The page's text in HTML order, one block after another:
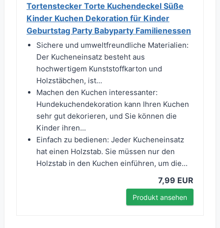
Tortenstecker Torte Kuchendeckel Süße
Kinder Kuchen Dekoration für Kinder
Geburtstag Party Babyparty Familienessen
Sichere und umweltfreundliche Materialien:
Der Kucheneinsatz besteht aus
hochwertigem Kunststoffkarton und
Holzstäbchen, ist...
Machen den Kuchen interessanter:
Hundekuchendekoration kann Ihren Kuchen
sehr gut dekorieren, und Sie können die
Kinder ihren...
Einfach zu bedienen: Jeder Kucheneinsatz
hat einen Holzstab. Sie müssen nur den
Holzstab in den Kuchen einführen, um die...
7,99 EUR
Produkt ansehen